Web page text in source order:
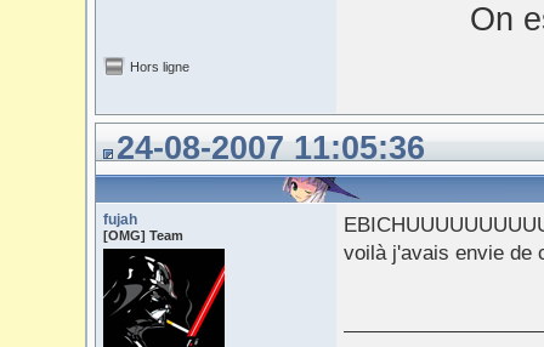
On
Hors ligne
24-08-2007 11:05:36
fujah
[OMG] Team
voilà j'avais envie de